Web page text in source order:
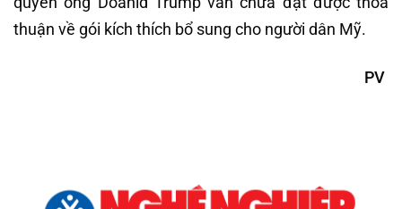
thuận về gói kích thích bổ sung cho người dân Mỹ.
PV